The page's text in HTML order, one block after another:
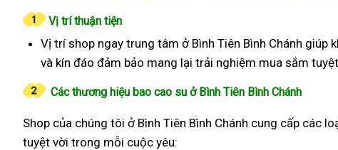
Vị trí thuận tiện
Vị trí shop ngay trung tâm ở Bình Tiên Bình Chánh giúp
và kín đáo đảm bảo mang lại trải nghiệm mua sắm
Các thương hiệu bao cao su ở Bình Tiên Bình Chánh
Shop của chúng tôi ở Bình Tiên Bình Chánh cung cấp các
tuyệt vời trong mỗi cuộc yêu: